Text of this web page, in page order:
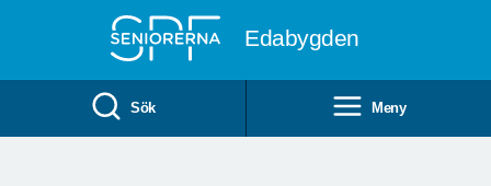
Edabygden
Sök Meny